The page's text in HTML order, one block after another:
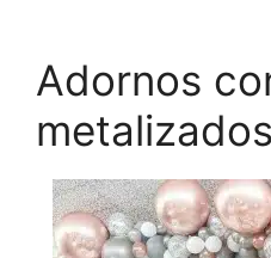
Adornos
metalizados